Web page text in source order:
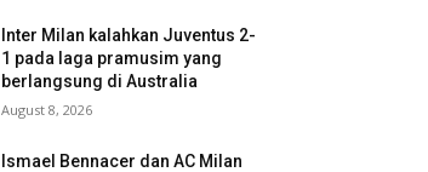
Inter Milan kalahkan Juventus 2-
1 pada laga pramusim yang
berlangsung di Australia
August 8, 2026
Ismael Bennacer dan AC Milan